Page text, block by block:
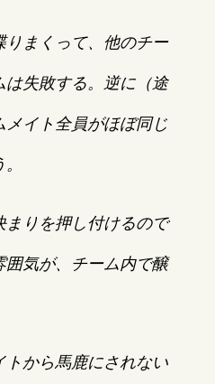
りまくって、他のチー
失敗する。逆に（途
イト全員がほぼ同じ
まりを押し付けるので
気が、チーム内で醸
トから馬鹿にされない